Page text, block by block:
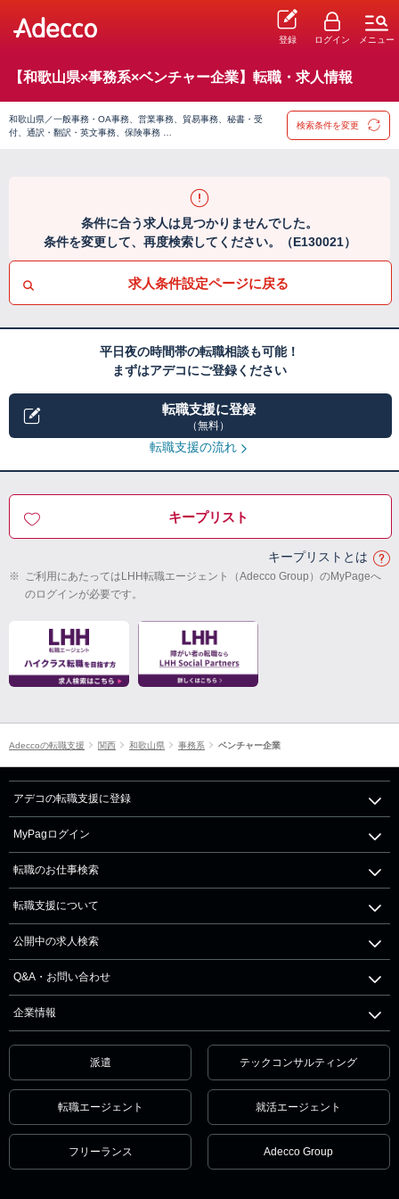
登録 ログイン メニュー
【和歌山県×事務系×ベンチャー企業】転職・求人情報
和歌山県／一般事務・OA事務、営業事務、貿易事務、秘書・受
付、通訳・翻訳・英文事務、保険事務 …
検索条件を変更
条件に合う求人は見つかりませんでした。
条件を変更して、再度検索してください。（E130021）
求人条件設定ページに戻る
平日夜の時間帯の転職相談も可能！
まずはアデコにご登録ください
転職支援に登録
（無料）
転職支援の流れ
キープリスト
キープリストとは
※ ご利用にあたってはLHH転職エージェント（Adecco Group）のMyPageへ
のログインが必要です。
Adeccoの転職支援 関西 和歌山県 事務系 ベンチャー企業
アデコの転職支援に登録
MyPagログイン
転職のお仕事検索
転職支援について
公開中の求人検索
Q&A・お問い合わせ
企業情報
派遣 テックコンサルティング
転職エージェント 就活エージェント
フリーランス Adecco Group